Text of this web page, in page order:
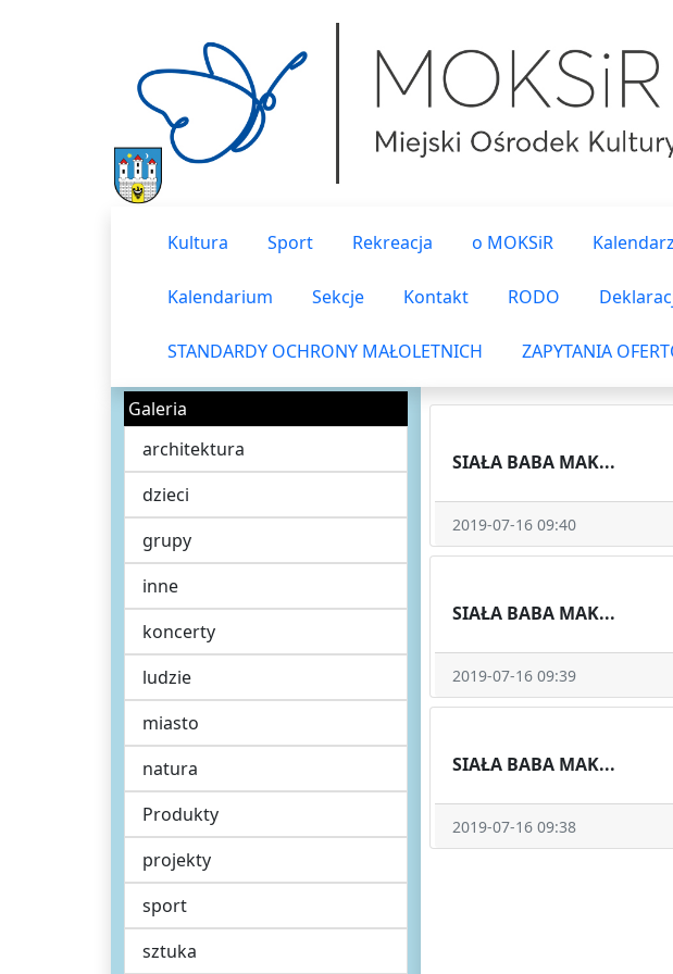
Kultura Sport Rekreacja o MOKSiR Kalendarz
Kalendarium Sekcje Kontakt RODO
STANDARDY OCHRONY MAŁOLETNICH ZAPYTANIA
Galeria
architektura
dzieci
grupy
inne
koncerty
ludzie
miasto
natura
Produkty
projekty
sport
sztuka
SIAŁA BABA MAK...
2019-07-16 09:40
SIAŁA BABA MAK...
2019-07-16 09:39
SIAŁA BABA MAK...
2019-07-16 09:38